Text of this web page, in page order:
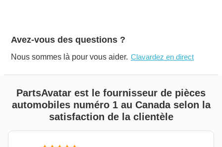
Avez-vous des questions ?
Nous sommes là pour vous aider. Clavardez en direct
PartsAvatar est le fournisseur de pièces
automobiles numéro 1 au Canada selon la
satisfaction de la clientèle